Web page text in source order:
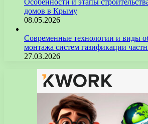
домов в Крыму
08.05.2026
Современные технологии и виды
монтажа систем газификации
27.03.2026